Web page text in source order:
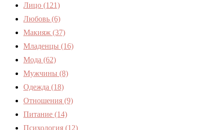
Лицо (121)
Любовь (6)
Макияж (37)
Младенцы (16)
Мода (62)
Мужчины (8)
Одежда (18)
Отношения (9)
Питание (14)
Психология (12)